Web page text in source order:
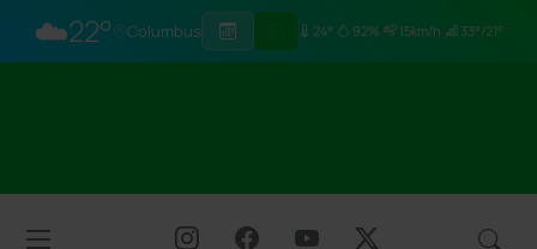
☁️22° Columbus 24° 92% 15km/h 33°/21°